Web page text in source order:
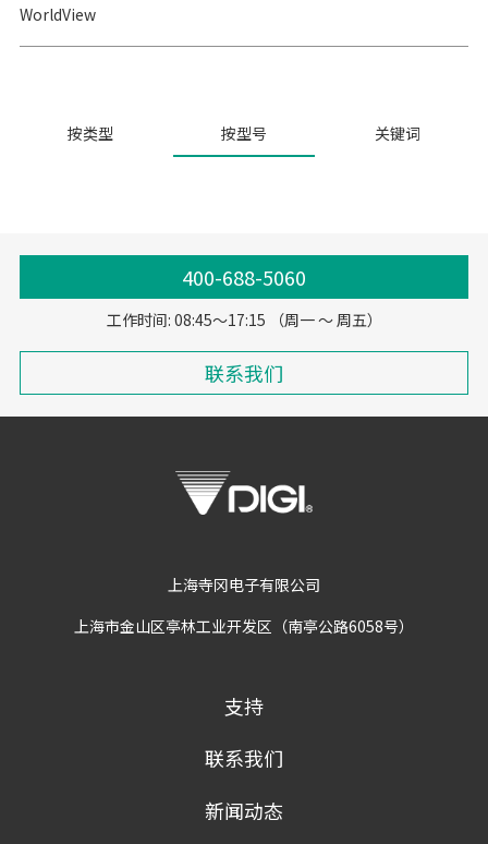
WorldView
按类型 按型号 关键词
400-688-5060
工作时间: 08:45～17:15 （周一 ～ 周五）
联系我们
上海寺冈电子有限公司
上海市金山区亭林工业开发区（南亭公路6058号）
支持
联系我们
新闻动态